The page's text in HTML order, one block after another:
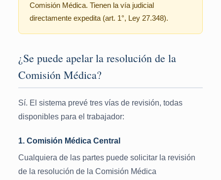
Comisión Médica. Tienen la vía judicial
directamente expedita (art. 1°, Ley 27.348).
¿Se puede apelar la resolución de la
Comisión Médica?
Sí. El sistema prevé tres vías de revisión, todas
disponibles para el trabajador:
1. Comisión Médica Central
Cualquiera de las partes puede solicitar la revisión
de la resolución de la Comisión Médica